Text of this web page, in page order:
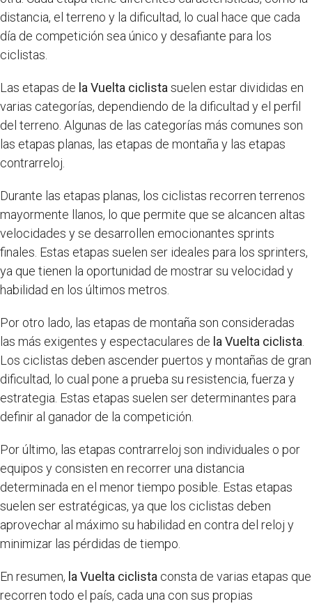
distancia, el terreno y la dificultad, lo cual hace que cada
día de competición sea único y desafiante para los
ciclistas.
Las etapas de la Vuelta ciclista suelen estar divididas en
varias categorías, dependiendo de la dificultad y el perfil
del terreno. Algunas de las categorías más comunes son
las etapas planas, las etapas de montaña y las etapas
contrarreloj.
Durante las etapas planas, los ciclistas recorren terrenos
mayormente llanos, lo que permite que se alcancen altas
velocidades y se desarrollen emocionantes sprints
finales. Estas etapas suelen ser ideales para los sprinters,
ya que tienen la oportunidad de mostrar su velocidad y
habilidad en los últimos metros.
Por otro lado, las etapas de montaña son consideradas
las más exigentes y espectaculares de la Vuelta ciclista
Los ciclistas deben ascender puertos y montañas de gran
dificultad, lo cual pone a prueba su resistencia, fuerza y
estrategia. Estas etapas suelen ser determinantes para
definir al ganador de la competición.
Por último, las etapas contrarreloj son individuales o por
equipos y consisten en recorrer una distancia
determinada en el menor tiempo posible. Estas etapas
suelen ser estratégicas, ya que los ciclistas deben
aprovechar al máximo su habilidad en contra del reloj y
minimizar las pérdidas de tiempo.
En resumen, la Vuelta ciclista consta de varias etapas que
recorren todo el país, cada una con sus propias